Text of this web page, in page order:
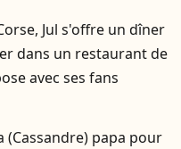
Jul s'offre un dîner
dans un restaurant de
avec ses fans
(Cassandre) papa pour